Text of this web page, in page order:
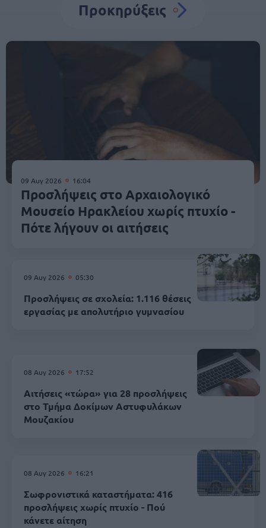
Προκηρύξεις
09 Αυγ 2026 16:04
Προσλήψεις στο Αρχαιολογικό
Μουσείο Ηρακλείου χωρίς πτυχίο -
Πότε λήγουν οι αιτήσεις
09 Αυγ 2026 05:30
Προσλήψεις σε σχολεία: 1.116 θέσεις
εργασίας με απολυτήριο γυμνασίου
08 Αυγ 2026 17:52
Αιτήσεις «τώρα» για 28 προσλήψεις
στο Τμήμα Δοκίμων Αστυφυλάκων
Mουζακίου
08 Αυγ 2026 16:21
Σωφρονιστικά καταστήματα: 416
προσλήψεις χωρίς πτυχίο - Πού
κάνετε αίτηση